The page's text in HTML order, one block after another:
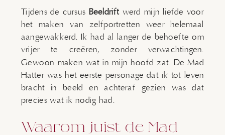
Tijdens de cursus Beeldriftwerd mijn liefde voor
het maken van zelfportretten weer helemaal
aangewakkerd. Ik had al langer de behoefte om
vrijer te creëren, zonder verwachtingen.
Gewoon maken wat in mijn hoofd zat. De Mad
Hatter was het eerste personage dat ik tot leven
bracht in beeld en achteraf gezien was dat
precies wat ik nodig had.
Waarom juist de Mad